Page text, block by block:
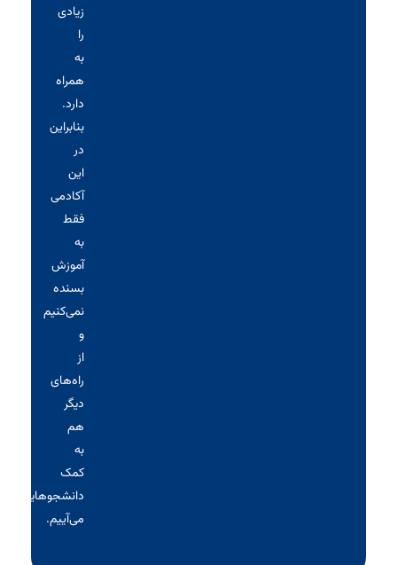
زیادی
را
به
همراه
دارد.
بنابراین
در
این
آکادمی
فقط
به
آموزش
بسنده
نمی‌کنیم
و
از
راه‌های
دیگر
هم
به
کمک
دانشجوهایمان
می‌آییم.